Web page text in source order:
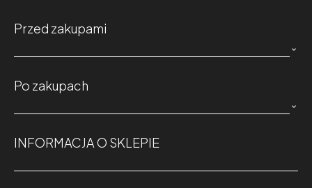
Przed zakupami

Po zakupach

INFORMACJA O SKLEPIE